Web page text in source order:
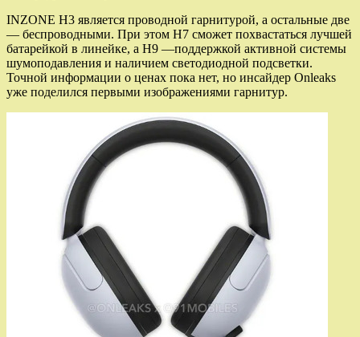
INZONE H3 является проводной гарнитурой, а остальные две
— беспроводными. При этом H7 сможет похвастаться лучшей
батарейкой в линейке, а H9 —поддержкой активной системы
шумоподавления и наличием светодиодной подсветки.
Точной информации о ценах пока нет, но инсайдер Onleaks
уже поделился первыми изображениями гарнитур.